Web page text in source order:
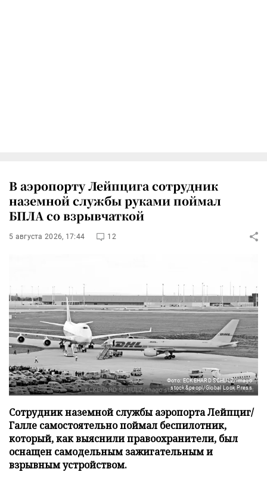
В аэропорту Лейпцига сотрудник
наземной службы руками поймал
БПЛА со взрывчаткой
5 августа 2026, 17:44 12
Фото: ECKEHARD SCHULZ/imago
stock&peopl/Global Look Press
Сотрудник наземной службы аэропорта Лейпциг/
Галле самостоятельно поймал беспилотник,
который, как выяснили правоохранители, был
оснащен самодельным зажигательным и
взрывным устройством.